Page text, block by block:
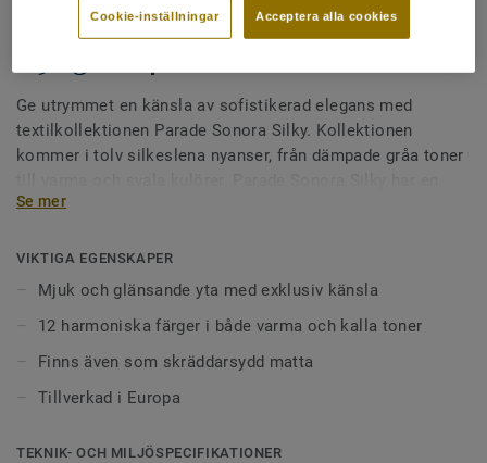
Parade Sonora Silky AD26
Ge utrymmet en känsla av sofistikerad elegans med
textilkollektionen Parade Sonora Silky. Kollektionen
kommer i tolv silkeslena nyanser, från dämpade gråa toner
mjuk, glänsande yta och finns som måttbeställd matta.
Se mer
VIKTIGA EGENSKAPER
Mjuk och glänsande yta med exklusiv känsla
12 harmoniska färger i både varma och kalla toner
Finns även som skräddarsydd matta
Tillverkad i Europa
TEKNIK- OCH MILJÖSPECIFIKATIONER
Acceptera alla cookies
Cookie-inställningar